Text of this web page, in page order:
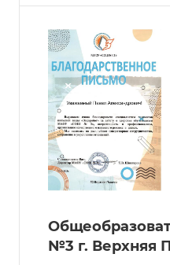
№3 г. Верхняя